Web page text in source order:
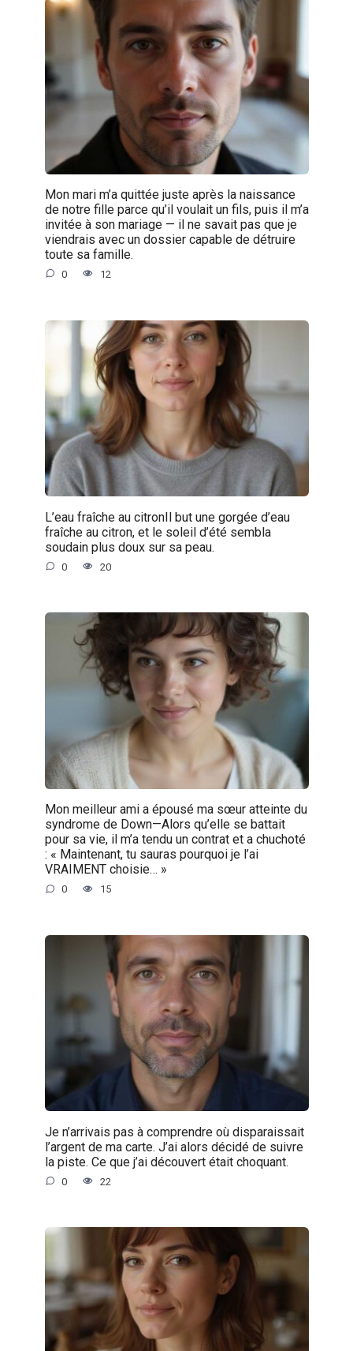
Mon mari m’a quittée juste après la naissance
de notre fille parce qu’il voulait un fils, puis il m’a
invitée à son mariage — il ne savait pas que je
viendrais avec un dossier capable de détruire
toute sa famille.
0 12
L’eau fraîche au citronIl but une gorgée d’eau
fraîche au citron, et le soleil d’été sembla
soudain plus doux sur sa peau.
0 20
Mon meilleur ami a épousé ma sœur atteinte du
syndrome de Down—Alors qu’elle se battait
pour sa vie, il m’a tendu un contrat et a chuchoté
: « Maintenant, tu sauras pourquoi je l’ai
VRAIMENT choisie… »
0 15
Je n’arrivais pas à comprendre où disparaissait
l’argent de ma carte. J’ai alors décidé de suivre
la piste. Ce que j’ai découvert était choquant.
0 22